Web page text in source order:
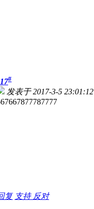
#
发表于 2017-3-5 23:01:12
复 支持 反对